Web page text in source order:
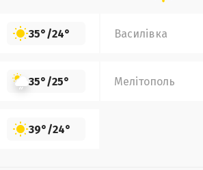
35°/24° Василівка
35°/25° Мелітополь
39°/24°